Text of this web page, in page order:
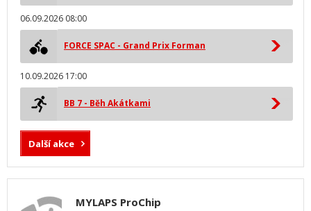
06.09.2026 08:00
FORCE SPAC - Grand Prix Forman
10.09.2026 17:00
BB 7 - Běh Akátkami
Další akce
MYLAPS ProChip